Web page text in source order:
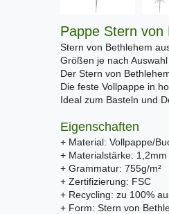
Pappe Stern von
Stern von Bethlehem
Größen je nach
Der Stern von
Die feste Vollpappe in
Ideal zum Basteln und
Eigenschaften
+ Material: Vollpappe/
+ Materialstärke: 1,2mm
+ Grammatur: 755g/m²
+ Zertifizierung: FSC
+ Recycling: zu 100%
+ Form: Stern von